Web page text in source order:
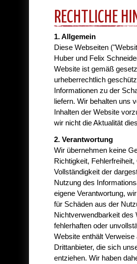
RECHTLICHE
1. Allgemein
Diese Webseiten
Huber und Felix
Website ist gemäß
urheberrechtlich
Informationen zu der
liefern. Wir behalten uns
Inhalten der Website
wir nicht die Aktualität
2. Verantwortung
Wir übernehmen keine
Richtigkeit,
Vollständigkeit der
Nutzung des
eigene Verantwortung,
für Schäden aus der
Nichtverwendbarkeit des
fehlerhaften oder
Website enthält Verweise
Drittanbieter, die sich
entziehen. Wir haben